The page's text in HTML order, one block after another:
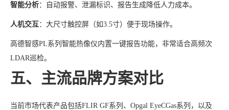
智能分析：自动报警、泄漏标识、报告生成降低人力成本。
人机交互：大尺寸触控屏（如3.5寸）便于现场操作。
高德智感PL系列智能热像仪内置一键报告功能，非常适合高频次
LDAR巡检。
五、主流品牌方案对比
当前市场代表产品包括FLIR GF系列、Opgal EyeCGas系列，以及